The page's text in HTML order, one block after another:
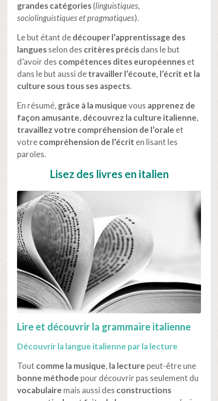
grandes catégories(linguistiques,
sociolinguistiques et pragmatiques).
Le but étant dedécouper l’apprentissage des
languesselon des critères précisdans le but
d’avoir des compétences dites européenneset
dans le but aussi detravailler l’écoute, l’écrit et la
culture sous tous ses aspects.
En résumé, grâce à la musiquevous apprenez de
façon amusante, découvrez la culture italienne,
travaillez votre compréhension de l’orale et
votrecompréhension de l’écrit en lisant les
paroles.
Lisez des livres en italien
Lire et découvrir la grammaire italienne
Découvrir la langue italienne par la lecture
Tout comme la musique, la lecture peut-être une
bonne méthode pour découvrir pas seulement du
vocabulaire mais aussi des constructions